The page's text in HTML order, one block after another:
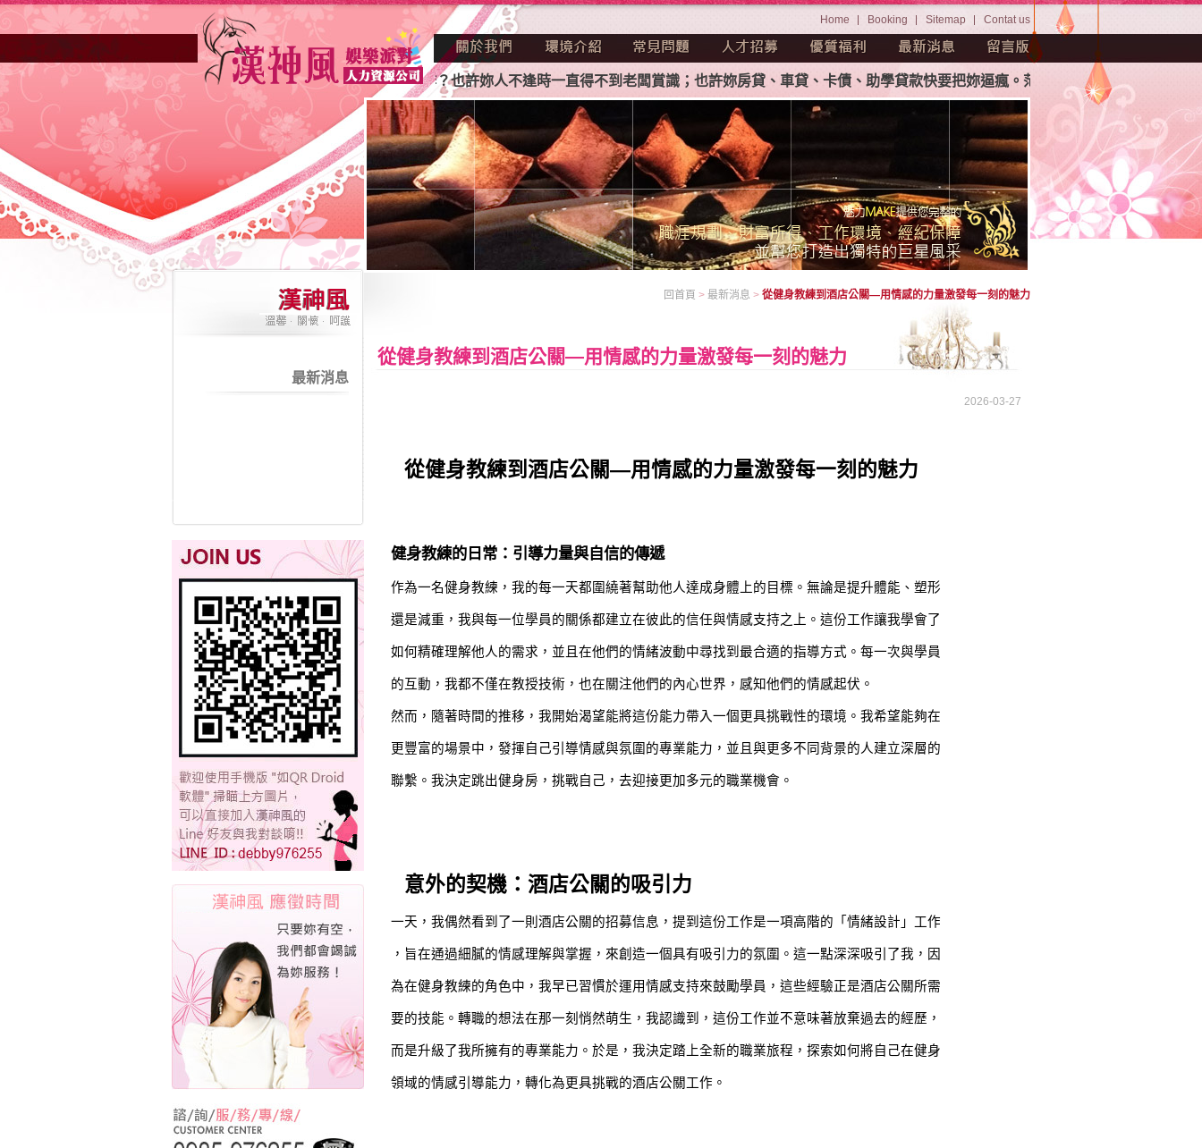
Home Booking Sitemap Contat us
高雄酒店業妳正因不景氣的年代找不到工作？也許妳人不逢時一直得不到老闆賞識；也許妳房貸、車貸、卡債、助學貸款快要把妳逼瘋。茫茫人海中如何挑選屬於妳自己
最新消息
回首頁 > 最新消息 > 從健身教練到酒店公關—用情感的力量激發每一刻的魅力
從健身教練到酒店公關—用情感的力量激發每一刻的魅力
2026-03-27
從健身教練到酒店公關—用情感的力量激發每一刻的魅力
健身教練的日常：引導力量與自信的傳遞
作為一名健身教練，我的每一天都圍繞著幫助他人達成身體上的目標。無論是提升體能、塑形
還是減重，我與每一位學員的關係都建立在彼此的信任與情感支持之上。這份工作讓我學會了
如何精確理解他人的需求，並且在他們的情緒波動中尋找到最合適的指導方式。每一次與學員
的互動，我都不僅在教授技術，也在關注他們的內心世界，感知他們的情感起伏。
然而，隨著時間的推移，我開始渴望能將這份能力帶入一個更具挑戰性的環境。我希望能夠在
更豐富的場景中，發揮自己引導情感與氛圍的專業能力，並且與更多不同背景的人建立深層的
聯繫。我決定跳出健身房，挑戰自己，去迎接更加多元的職業機會。
意外的契機：酒店公關的吸引力
一天，我偶然看到了一則酒店公關的招募信息，提到這份工作是一項高階的「情緒設計」工作
，旨在通過細膩的情感理解與掌握，來創造一個具有吸引力的氛圍。這一點深深吸引了我，因
為在健身教練的角色中，我早已習慣於運用情感支持來鼓勵學員，這些經驗正是酒店公關所需
要的技能。轉職的想法在那一刻悄然萌生，我認識到，這份工作並不意味著放棄過去的經歷，
而是升級了我所擁有的專業能力。於是，我決定踏上全新的職業旅程，探索如何將自己在健身
領域的情感引導能力，轉化為更具挑戰的酒店公關工作。